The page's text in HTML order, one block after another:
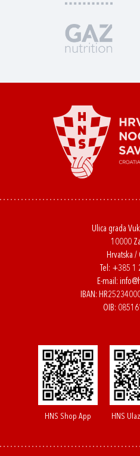
Ulica grada
10000
Hrvatska /
Tel: +385 1
E-mail:
IBAN:
OIB:
HNS Shop App HNS